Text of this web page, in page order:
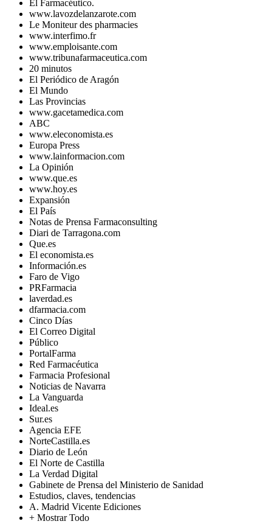
El Farmacéutico.
www.lavozdelanzarote.com
Le Moniteur des pharmacies
www.interfimo.fr
www.emploisante.com
www.tribunafarmaceutica.com
20 minutos
El Periódico de Aragón
El Mundo
Las Provincias
www.gacetamedica.com
ABC
www.eleconomista.es
Europa Press
www.lainformacion.com
La Opinión
www.que.es
www.hoy.es
Expansión
El País
Notas de Prensa Farmaconsulting
Diari de Tarragona.com
Que.es
El economista.es
Información.es
Faro de Vigo
PRFarmacia
laverdad.es
dfarmacia.com
Cinco Días
El Correo Digital
Público
PortalFarma
Red Farmacéutica
Farmacia Profesional
Noticias de Navarra
La Vanguarda
Ideal.es
Sur.es
Agencia EFE
NorteCastilla.es
Diario de León
El Norte de Castilla
La Verdad Digital
Gabinete de Prensa del Ministerio de Sanidad
Estudios, claves, tendencias
A. Madrid Vicente Ediciones
+ Mostrar Todo